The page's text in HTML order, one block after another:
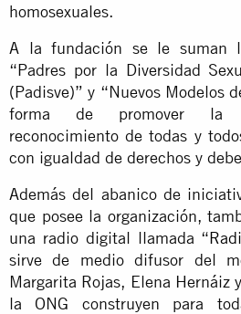
homosexuales.
A la fundación se le suman
“Padres por la Diversidad
(Padisve)” y “Nuevos Modelos
forma de promover la
reconocimiento de todas y
con igualdad de derechos y
Además del abanico de
que posee la organización,
una radio digital llamada “
sirve de medio difusor del
Margarita Rojas, Elena Hernáiz
la ONG construyen para